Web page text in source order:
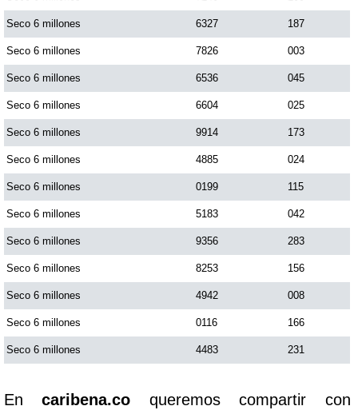
Seco 6 millones 6327 187
Seco 6 millones 7826 003
Seco 6 millones 6536 045
Seco 6 millones 6604 025
Seco 6 millones 9914 173
Seco 6 millones 4885 024
Seco 6 millones 0199 115
Seco 6 millones 5183 042
Seco 6 millones 9356 283
Seco 6 millones 8253 156
Seco 6 millones 4942 008
Seco 6 millones 0116 166
Seco 6 millones 4483 231
Encaribena.co queremos compartir con